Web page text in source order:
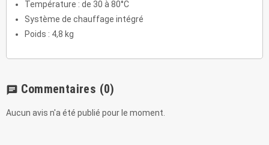
Température : de 30 à 80°C
Système de chauffage intégré
Poids : 4,8 kg
chat Commentaires (0)
Aucun avis n'a été publié pour le moment.